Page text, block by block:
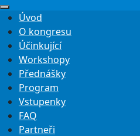
Úvod
O kongresu
Účinkující
Workshopy
Přednášky
Program
Vstupenky
FAQ
Partneři